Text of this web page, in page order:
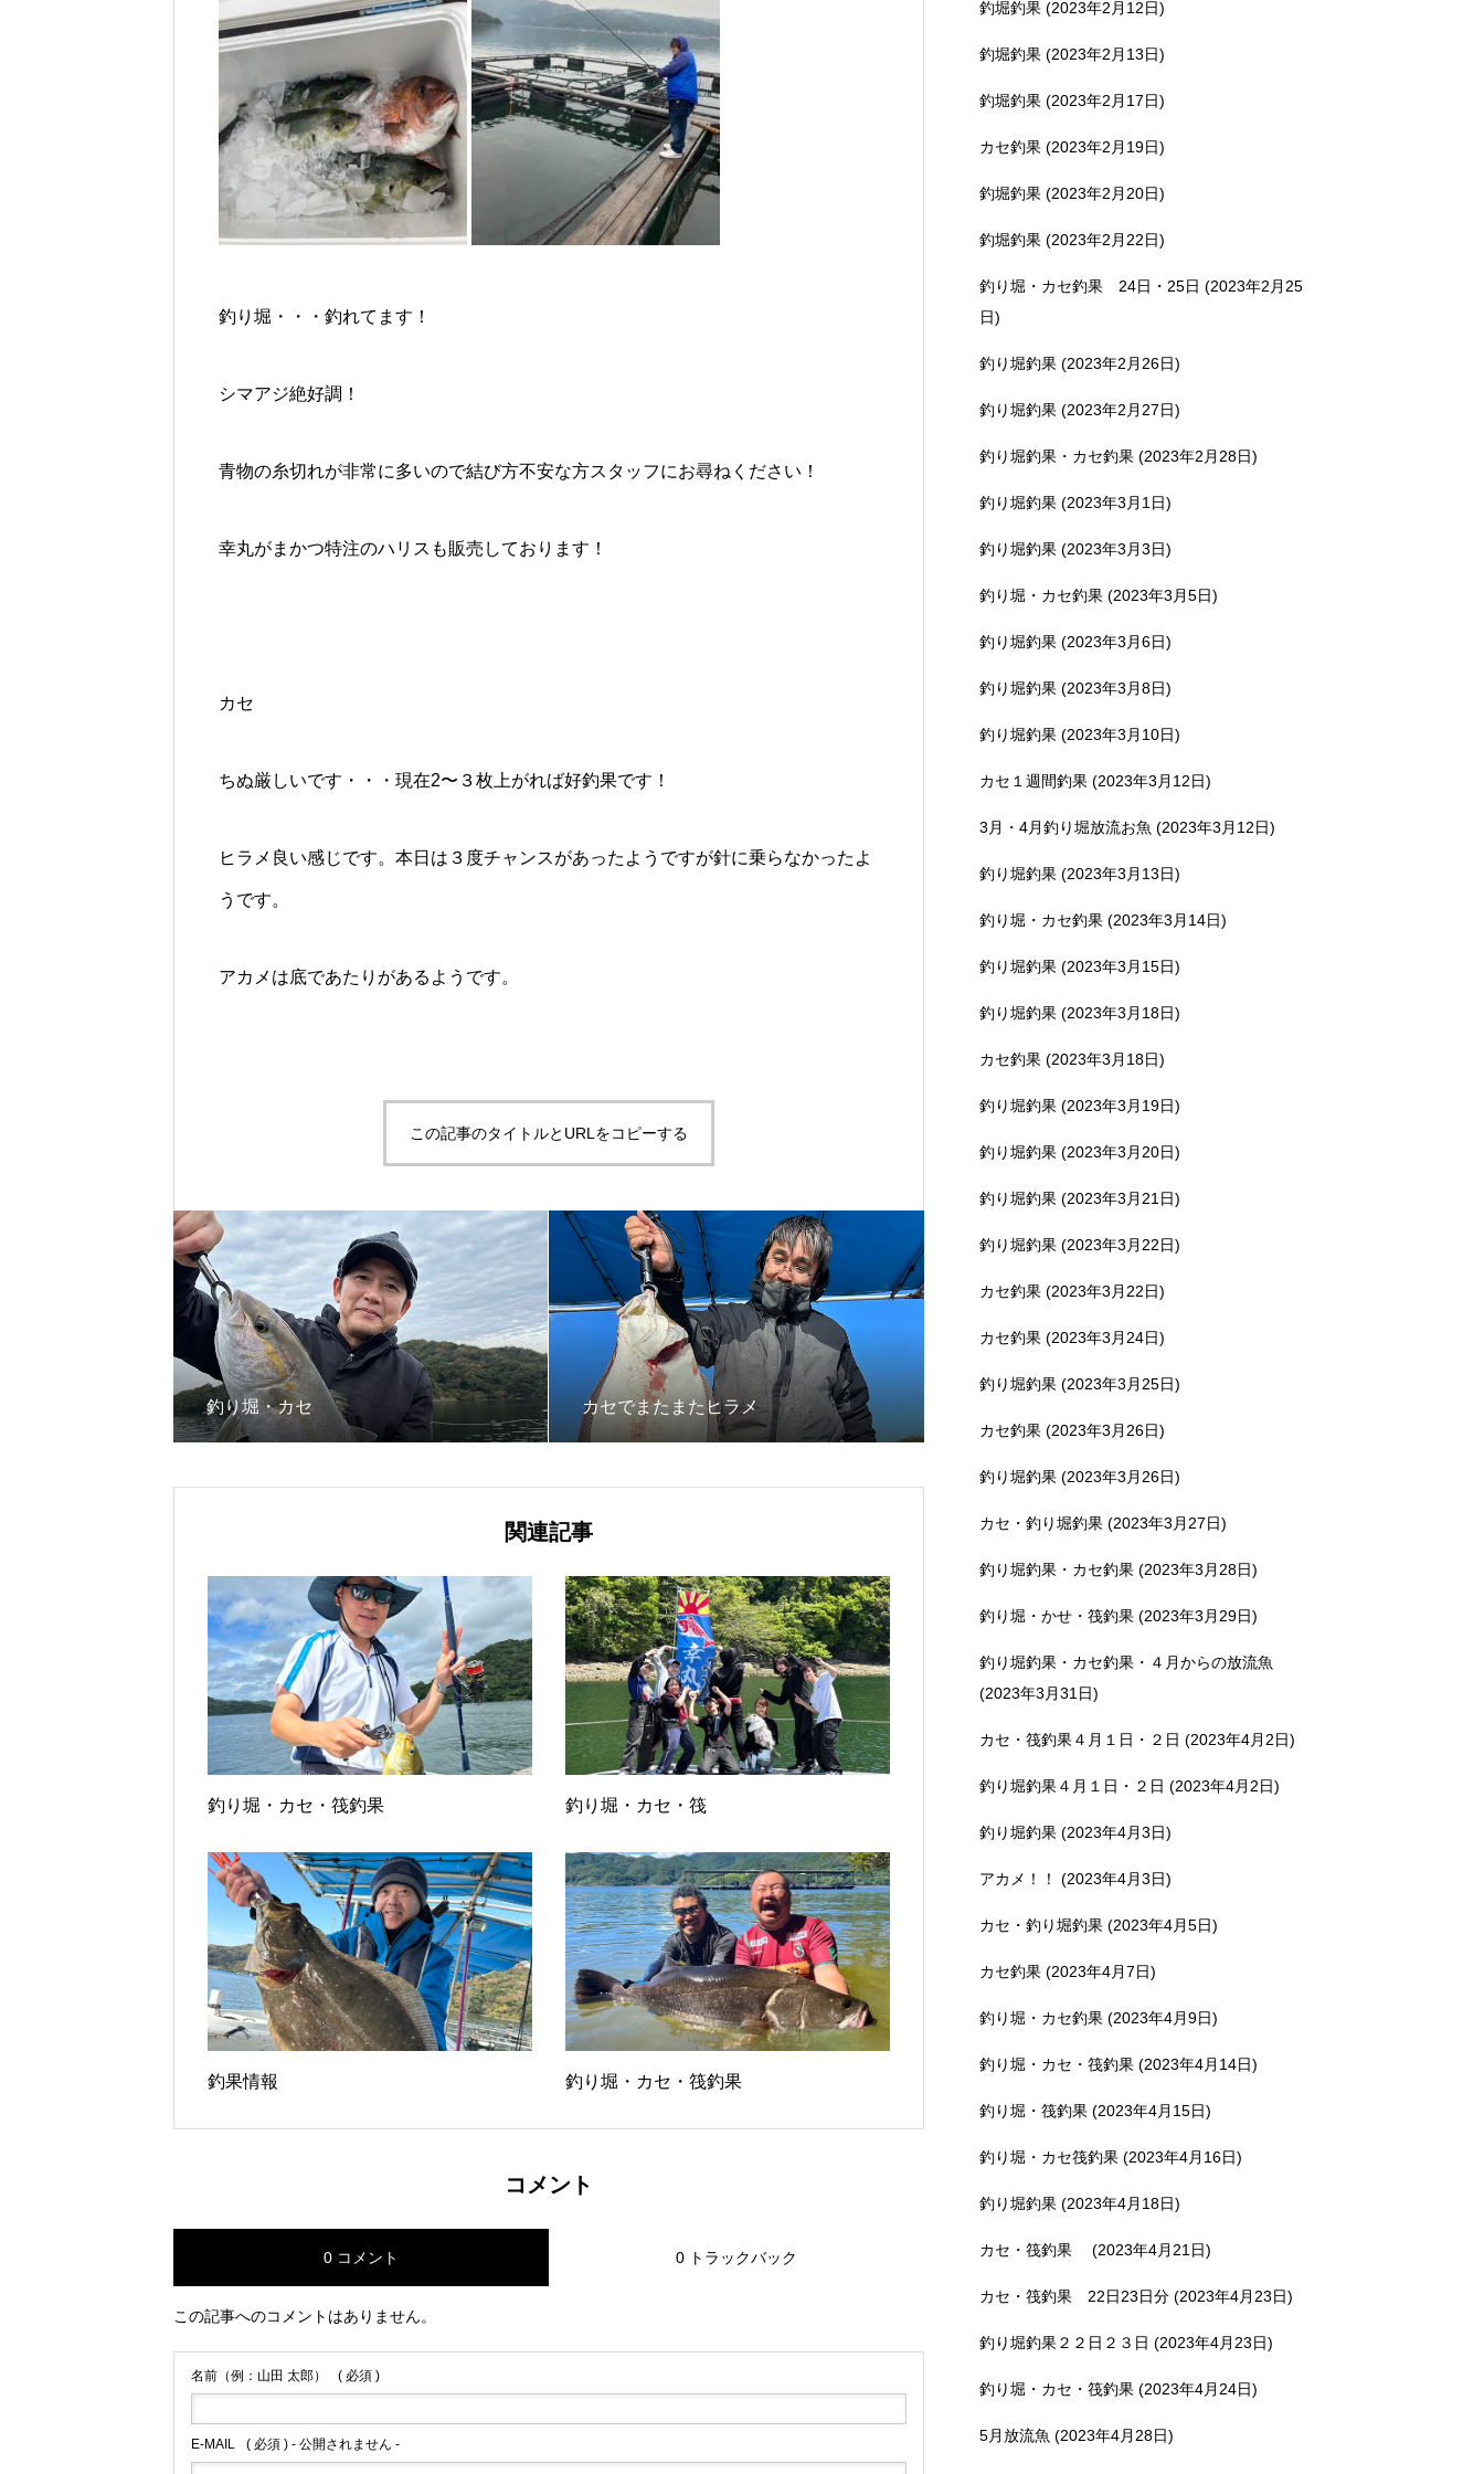
釣り堀・・・釣れてます！
シマアジ絶好調！
青物の糸切れが非常に多いので結び方不安な方スタッフにお尋ねください！
幸丸がまかつ特注のハリスも販売しております！
カセ
ちぬ厳しいです・・・現在2〜３枚上がれば好釣果です！
ヒラメ良い感じです。本日は３度チャンスがあったようですが針に乗らなかったよ
うです。
アカメは底であたりがあるようです。
この記事のタイトルとURLをコピーする
釣り堀・カセ カセでまたまたヒラメ
関連記事
釣り堀・カセ・筏釣果 釣り堀・カセ・筏
釣果情報 釣り堀・カセ・筏釣果
コメント
0 コメント 0 トラックバック
この記事へのコメントはありません。
名前（例：山田 太郎） ( 必須 )
E-MAIL ( 必須 ) - 公開されません -
釣堀釣果 (2023年2月12日)
釣堀釣果 (2023年2月13日)
釣堀釣果 (2023年2月17日)
カセ釣果 (2023年2月19日)
釣堀釣果 (2023年2月20日)
釣堀釣果 (2023年2月22日)
釣り堀・カセ釣果 24日・25日 (2023年2月25
日)
釣り堀釣果 (2023年2月26日)
釣り堀釣果 (2023年2月27日)
釣り堀釣果・カセ釣果 (2023年2月28日)
釣り堀釣果 (2023年3月1日)
釣り堀釣果 (2023年3月3日)
釣り堀・カセ釣果 (2023年3月5日)
釣り堀釣果 (2023年3月6日)
釣り堀釣果 (2023年3月8日)
釣り堀釣果 (2023年3月10日)
カセ１週間釣果 (2023年3月12日)
3月・4月釣り堀放流お魚 (2023年3月12日)
釣り堀釣果 (2023年3月13日)
釣り堀・カセ釣果 (2023年3月14日)
釣り堀釣果 (2023年3月15日)
釣り堀釣果 (2023年3月18日)
カセ釣果 (2023年3月18日)
釣り堀釣果 (2023年3月19日)
釣り堀釣果 (2023年3月20日)
釣り堀釣果 (2023年3月21日)
釣り堀釣果 (2023年3月22日)
カセ釣果 (2023年3月22日)
カセ釣果 (2023年3月24日)
釣り堀釣果 (2023年3月25日)
カセ釣果 (2023年3月26日)
釣り堀釣果 (2023年3月26日)
カセ・釣り堀釣果 (2023年3月27日)
釣り堀釣果・カセ釣果 (2023年3月28日)
釣り堀・かせ・筏釣果 (2023年3月29日)
釣り堀釣果・カセ釣果・４月からの放流魚
(2023年3月31日)
カセ・筏釣果４月１日・２日 (2023年4月2日)
釣り堀釣果４月１日・２日 (2023年4月2日)
釣り堀釣果 (2023年4月3日)
アカメ！！ (2023年4月3日)
カセ・釣り堀釣果 (2023年4月5日)
カセ釣果 (2023年4月7日)
釣り堀・カセ釣果 (2023年4月9日)
釣り堀・カセ・筏釣果 (2023年4月14日)
釣り堀・筏釣果 (2023年4月15日)
釣り堀・カセ筏釣果 (2023年4月16日)
釣り堀釣果 (2023年4月18日)
カセ・筏釣果 (2023年4月21日)
カセ・筏釣果 22日23日分 (2023年4月23日)
釣り堀釣果２２日２３日 (2023年4月23日)
釣り堀・カセ・筏釣果 (2023年4月24日)
5月放流魚 (2023年4月28日)